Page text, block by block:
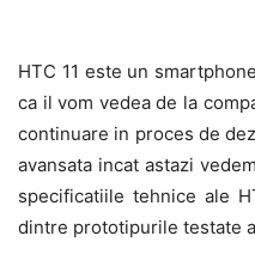
HTC 11 este un
ca il vom vedea de la
continuare in proces de
avansata incat astazi
specificatiile tehnice ale
dintre prototipurile testate